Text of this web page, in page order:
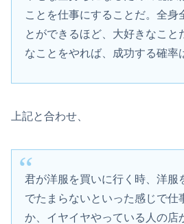
ことを仕事にすることだ。全身
とができるほど、大好きなこと
なことをやれば、成功する確率
上記と合わせ、
君が洋服を買いに行く時、洋服
でたまらないといった感じで仕
か、イヤイヤやっている人の店